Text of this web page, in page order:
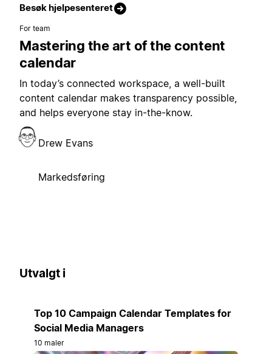
Besøk hjelpesenteret
For team
Mastering the art of the content
calendar
In today’s connected workspace, a well-built
content calendar makes transparency possible,
and helps everyone stay in-the-know.
Drew Evans
Markedsføring
Utvalgt i
Top 10 Campaign Calendar Templates for
Social Media Managers
10 maler